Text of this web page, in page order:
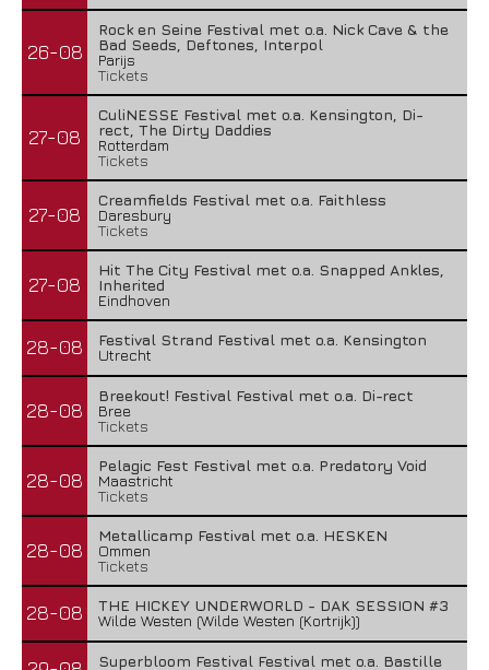
26-08
Rock en Seine Festival met o.a. Nick Cave & the
Bad Seeds, Deftones, Interpol
Parijs
Tickets
27-08
CuliNESSE Festival met o.a. Kensington, Di-
rect, The Dirty Daddies
Rotterdam
Tickets
27-08
Creamfields Festival met o.a. Faithless
Daresbury
Tickets
27-08
Hit The City Festival met o.a. Snapped Ankles,
Inherited
Eindhoven
28-08
Festival Strand Festival met o.a. Kensington
Utrecht
28-08
Breekout! Festival Festival met o.a. Di-rect
Bree
Tickets
28-08
Pelagic Fest Festival met o.a. Predatory Void
Maastricht
Tickets
28-08
Metallicamp Festival met o.a. HESKEN
Ommen
Tickets
28-08
THE HICKEY UNDERWORLD - DAK SESSION #3
Wilde Westen (Wilde Westen (Kortrijk))
Superbloom Festival Festival met o.a. Bastille